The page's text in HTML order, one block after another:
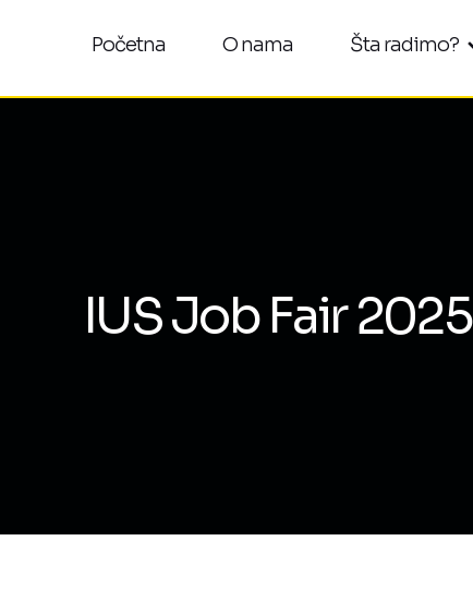
Početna O nama Šta radimo?
IUS Job Fair 2025